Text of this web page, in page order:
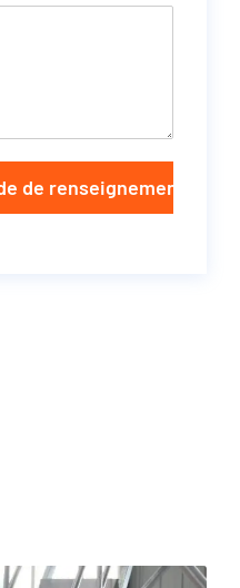
de renseignements